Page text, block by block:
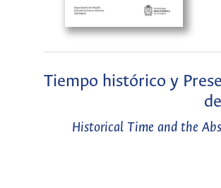
Tiempo histórico y
Historical Time and the